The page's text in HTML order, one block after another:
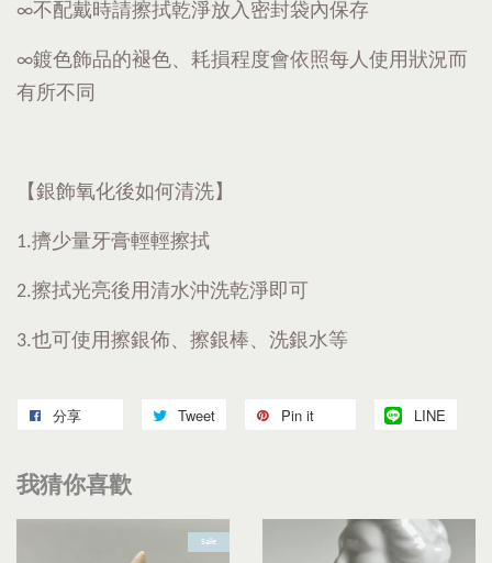
∞不配戴時請擦拭乾淨放入密封袋內保存
∞鍍色飾品的褪色、耗損程度會依照每人使用狀況而
有所不同
【銀飾氧化後如何清洗】
1.擠少量牙膏輕輕擦拭
2.擦拭光亮後用清水沖洗乾淨即可
3.也可使用擦銀佈、擦銀棒、洗銀水等
分享 Tweet Pin it LINE
我猜你喜歡
Sale